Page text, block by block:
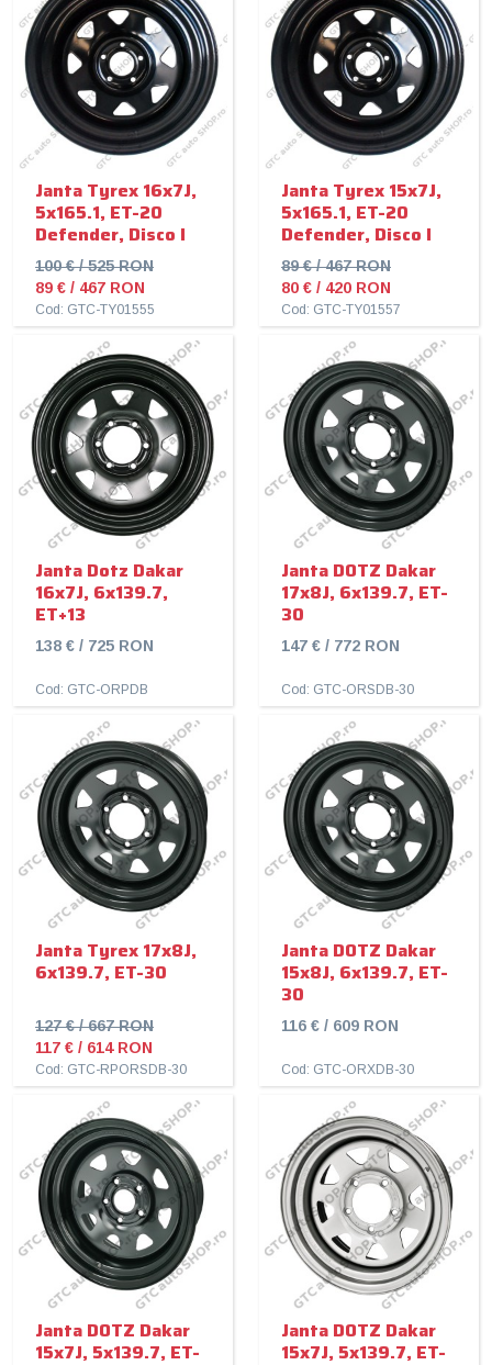
Janta Tyrex 16x7J,
5x165.1, ET-20
Defender, Disco I
100 € / 525 RON
89 € / 467 RON
Cod: GTC-TY01555
Janta Tyrex 15x7J,
5x165.1, ET-20
Defender, Disco I
89 € / 467 RON
80 € / 420 RON
Cod: GTC-TY01557
Janta Dotz Dakar
16x7J, 6x139.7,
ET+13
138 € / 725 RON
Cod: GTC-ORPDB
Janta DOTZ Dakar
17x8J, 6x139.7, ET-
30
147 € / 772 RON
Cod: GTC-ORSDB-30
Janta Tyrex 17x8J,
6x139.7, ET-30
127 € / 667 RON
117 € / 614 RON
Cod: GTC-RPORSDB-30
Janta DOTZ Dakar
15x8J, 6x139.7, ET-
30
116 € / 609 RON
Cod: GTC-ORXDB-30
Janta DOTZ Dakar
15x7J, 5x139.7, ET-
Janta DOTZ Dakar
15x7J, 5x139.7, ET-